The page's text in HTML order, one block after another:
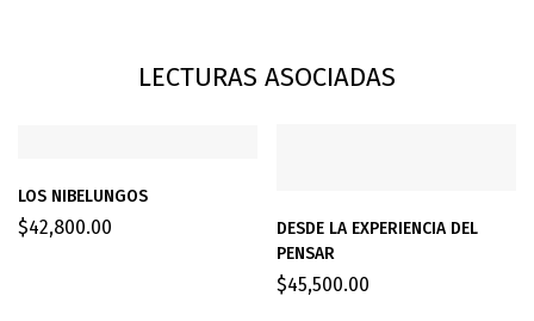
LECTURAS ASOCIADAS
LOS NIBELUNGOS
$42,800.00
DESDE LA EXPERIENCIA DEL
PENSAR
$45,500.00